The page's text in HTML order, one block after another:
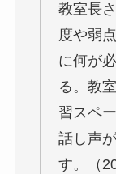
教室長
度や弱
に何が
る。教
習スペ
話し声
す。（